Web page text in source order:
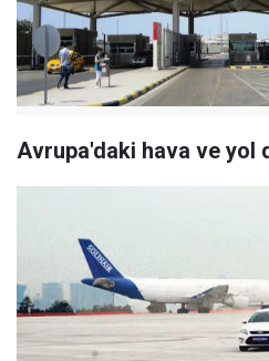
Avrupa'daki hava ve yol